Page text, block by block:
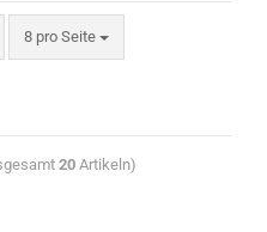
8 pro Seite
20 Artikeln)